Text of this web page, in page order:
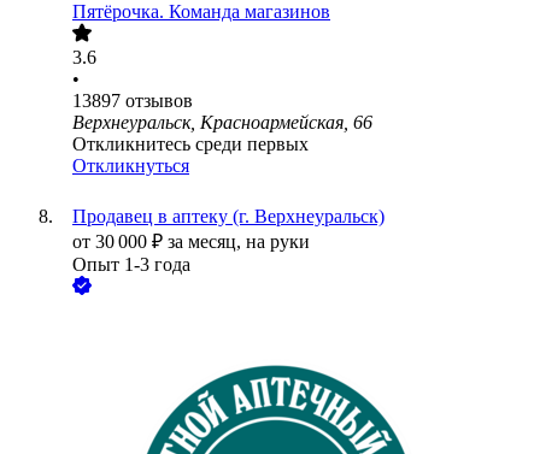
Пятёрочка. Команда магазинов
3.6
•
13897 отзывов
Верхнеуральск, Красноармейская, 66
Откликнитесь среди первых
Откликнуться
Продавец в аптеку (г. Верхнеуральск)
от 30 000 ₽ за месяц, на руки
Опыт 1-3 года